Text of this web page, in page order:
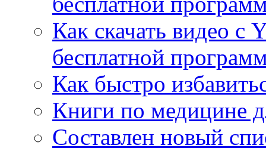
Как скачать видео с
бесплатной
Как быстро
Книги по медицине
Составлен новый